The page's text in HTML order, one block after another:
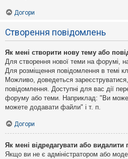
Догори
Створення повідомлень
Як мені створити нову тему або
Для створення нової теми на форумі,
Для розміщення повідомлення в темі
Можливо, доведеться
повідомлення. Доступні для вас дії
форуму або теми. Наприклад: "Ви
можете додавати файли" і т. п.
Догори
Як мені відредагувати або
Якщо ви не є адміністратором або